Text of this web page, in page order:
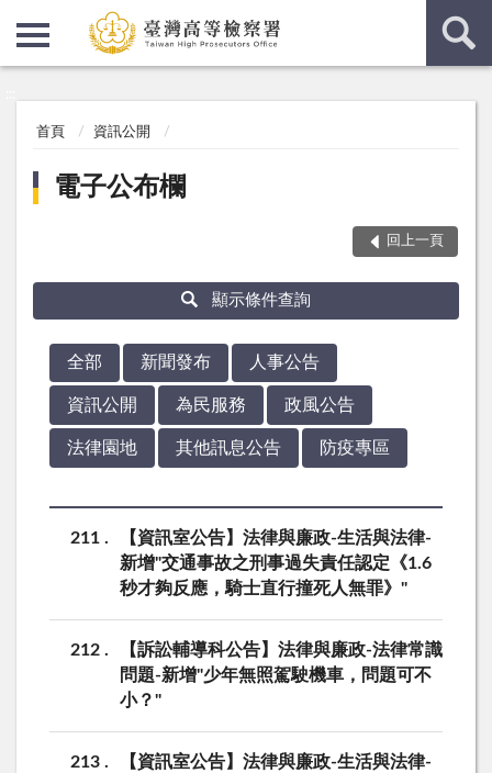
首頁 資訊公開
電子公布欄
回上一頁
顯示條件查詢
全部 新聞發布 人事公告
資訊公開 為民服務 政風公告
法律園地 其他訊息公告 防疫專區
211
【資訊室公告】法律與廉政-生活與法律-
新增"交通事故之刑事過失責任認定《1.6
秒才夠反應，騎士直行撞死人無罪》"
212
【訴訟輔導科公告】法律與廉政-法律常識
問題-新增"少年無照駕駛機車，問題可不
小？"
213
【資訊室公告】法律與廉政-生活與法律-